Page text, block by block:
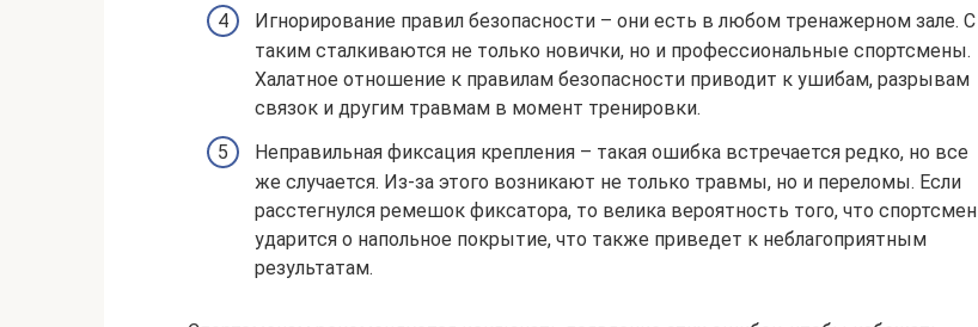
Игнорирование правил безопасности – они есть в любом тренажерном зале. С
таким сталкиваются не только новички, но и профессиональные спортсмены.
Халатное отношение к правилам безопасности приводит к ушибам, разрывам
связок и другим травмам в момент тренировки.
Неправильная фиксация крепления – такая ошибка встречается редко, но все
же случается. Из-за этого возникают не только травмы, но и переломы. Если
расстегнулся ремешок фиксатора, то велика вероятность того, что спортсмен
ударится о напольное покрытие, что также приведет к неблагоприятным
результатам.